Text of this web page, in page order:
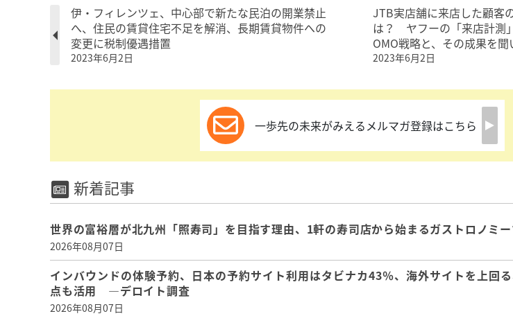
伊・フィレンツェ、中心部で新たな民泊の開業禁止
へ、住民の賃貸住宅不足を解消、長期賃貸物件への
変更に税制優遇措置
2023年6月2日
JTB実店舗に来店した顧客
は？ ヤフーの「来店計測
OMO戦略と、その成果を聞
2023年6月2日
一歩先の未来がみえるメルマガ登録はこちら
新着記事
世界の富裕層が北九州「照寿司」を目指す理由、1軒の寿司店から始まるガストロノミー
2026年08月07日
インバウンドの体験予約、日本の予約サイト利用はタビナカ43％、海外サイトを上回
点も活用 ―デロイト調査
2026年08月07日